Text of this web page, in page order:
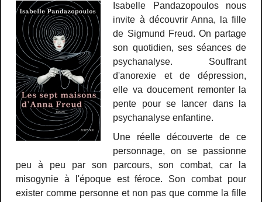
Isabelle Pandazopoulos nous
invite à découvrir Anna, la fille
de Sigmund Freud. On partage
son quotidien, ses séances de
psychanalyse. Souffrant
d'anorexie et de dépression,
elle va doucement remonter la
pente pour se lancer dans la
psychanalyse enfantine.
Une réelle découverte de ce
personnage, on se passionne
peu à peu par son parcours, son combat, car la
misogynie à l'époque est féroce. Son combat pour
exister comme personne et non pas que comme la fille